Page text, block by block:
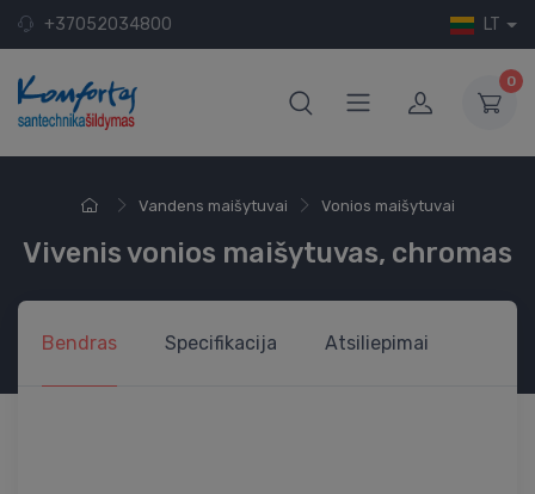
+37052034800 LT
0
Vandens maišytuvai Vonios maišytuvai
Vivenis vonios maišytuvas, chromas
Bendras Specifikacija Atsiliepimai